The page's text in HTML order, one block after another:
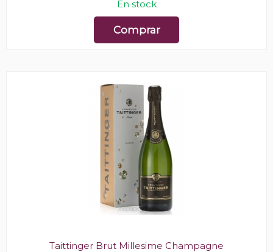
En stock
Comprar
Taittinger Brut Millesime Champagne